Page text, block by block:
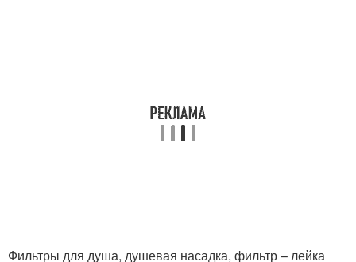
Фильтр для душевой
Фильтры для душа, душевая насадка, фильтр – лейка